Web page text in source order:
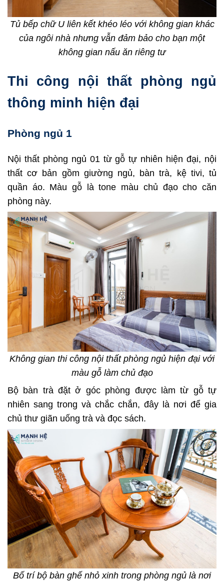
Tủ bếp chữ U liên kết khéo léo với không gian khác
của ngôi nhà nhưng vẫn đảm bảo cho bạn một
không gian nấu ăn riêng tư
Thi công nội thất phòng ngủ
thông minh hiện đại
Phòng ngủ 1
Nội thất phòng ngủ 01 từ gỗ tự nhiên hiện đại, nội
thất cơ bản gồm giường ngủ, bàn trà, kệ tivi, tủ
quần áo. Màu gỗ là tone màu chủ đạo cho căn
phòng này.
Không gian thi công nội thất phòng ngủ hiện đại với
màu gỗ làm chủ đạo
Bộ bàn trà đặt ở góc phòng được làm từ gỗ tự
nhiên sang trong và chắc chắn, đây là nơi để gia
chủ thư giãn uống trà và đọc sách.
Bố trí bộ bàn ghế nhỏ xinh trong phòng ngủ là nơi